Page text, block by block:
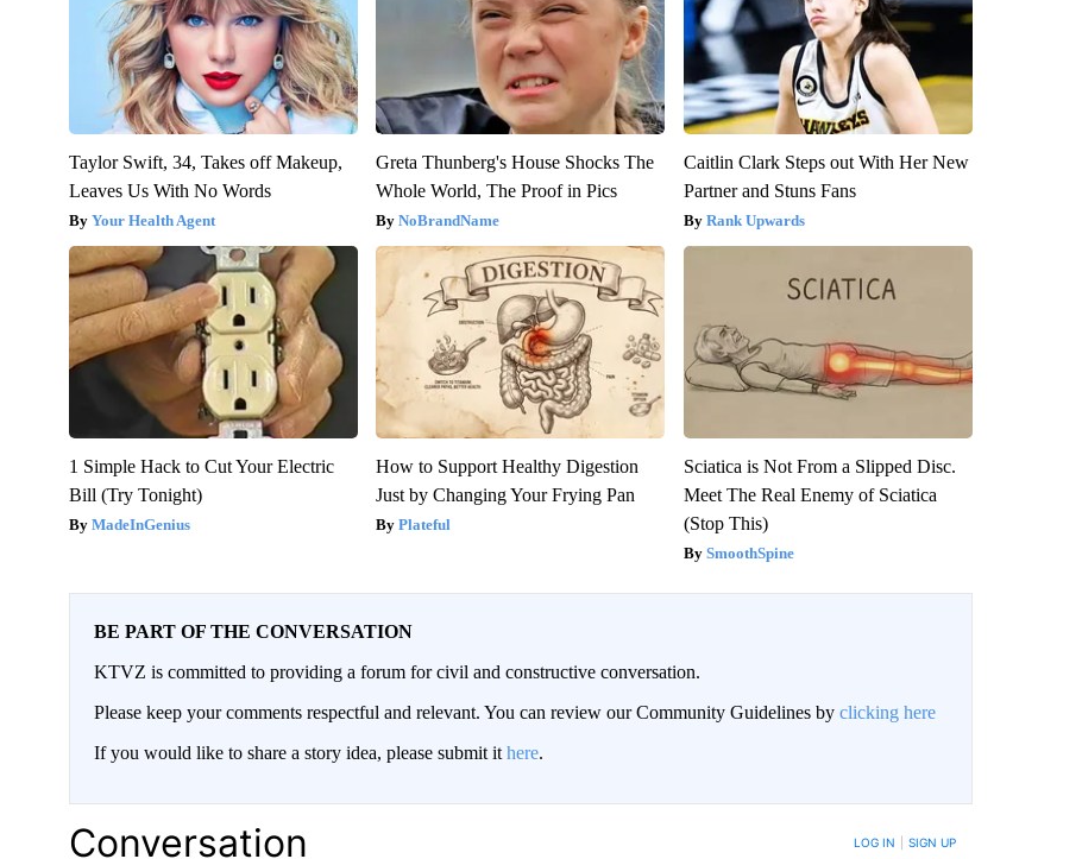
Taylor Swift, 34, Takes off Makeup,
Leaves Us With No Words
Your Health Agent
Greta Thunberg's House Shocks The
Whole World, The Proof in Pics
NoBrandName
Caitlin Clark Steps out With Her New
Partner and Stuns Fans
Rank Upwards
1 Simple Hack to Cut Your Electric
Bill (Try Tonight)
MadeInGenius
How to Support Healthy Digestion
Just by Changing Your Frying Pan
Plateful
Sciatica is Not From a Slipped Disc.
Meet The Real Enemy of Sciatica
(Stop This)
SmoothSpine
BE PART OF THE CONVERSATION
KTVZ is committed to providing a forum for civil and constructive conversation.
Please keep your comments respectful and relevant. You can review our Community Guidelines by clicking here
If you would like to share a story idea, please submit it here.
Conversation LOG IN SIGN UP